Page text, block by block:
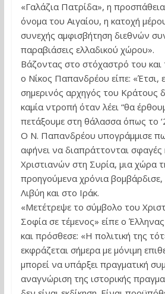
«Γαλάζια Πατρίδα», η
όνομα του Αιγαίου, η κατοχή
συνεχής αμφισβήτηση διεθνών
παραβιάσεις ελλαδικού χώρου».
Βάζοντας στο στόχαστρό του
ο Νίκος Παπανδρέου είπε: «Έτσι,
σημερινός αρχηγός του Κράτους
καμία ντροπή όταν λέει “θα
πετάξουμε στη θάλασσα όπως το
Ο Ν. Παπανδρέου υπογράμμισε
αφήνει να διαπράττονται
Χριστιανών στη Συρία, μια χώρα
προηγούμενα χρόνια βομβάρδισε,
Λιβύη και στο Ιράκ.
«Μετέτρεψε το σύμβολο του
Σοφία σε τέμενος» είπε ο
και πρόσθεσε: «Η πολιτική της
εκφράζεται σήμερα με μόνιμη
μπορεί να υπάρξει πραγματική
αναγνώριση της ιστορικής